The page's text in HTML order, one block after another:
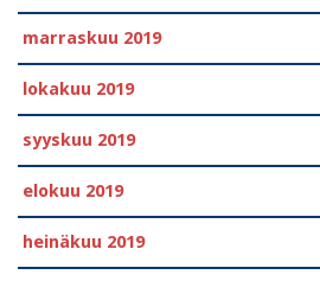
marraskuu 2019
lokakuu 2019
syyskuu 2019
elokuu 2019
heinäkuu 2019